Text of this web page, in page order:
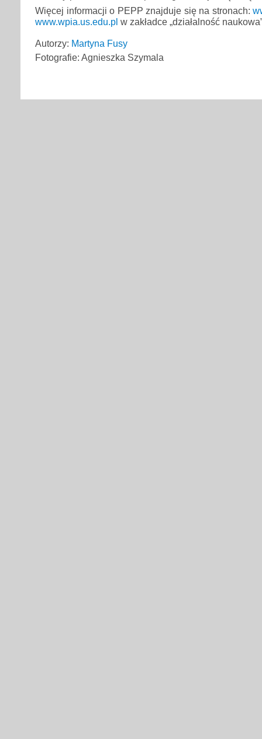
Więcej informacji o PEPP znajduje się na stronach:
www.wpia.us.edu.pl w zakładce „działalność
Autorzy: Martyna Fusy
Fotografie: Agnieszka Szymala